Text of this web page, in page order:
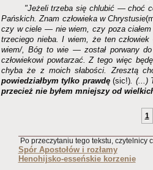
"Jeżeli trzeba się chlubić — choć
Pańskich. Znam człowieka w Chrystusie
czy w ciele — nie wiem, czy poza
trzeciego nieba. I wiem, że ten
wiem/, Bóg to wie — został porwany
człowiekowi powtarzać. Z tego więc
chyba że z moich słabości. Zresztą
powiedziałbym tylko prawdę(sic!). (...)
przecież nie byłem mniejszy od
1
Po przeczytaniu tego tekstu, czytelnicy
Spór Apostołów i rozłamy
Henohijsko-esseńskie korzenie